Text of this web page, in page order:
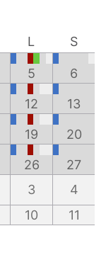
L
S
5 6
12 13
19 20
26 27
3
4
10 11